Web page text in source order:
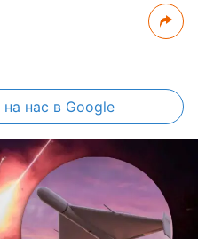
на нас в Google